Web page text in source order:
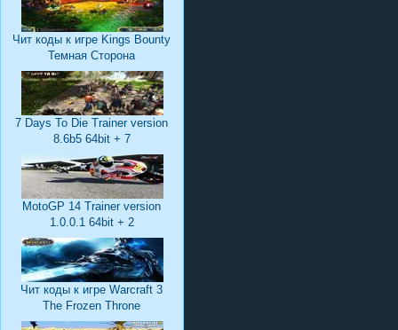
Чит коды к игре Kings Bounty
Темная Сторона
7 Days To Die Trainer version
8.6b5 64bit + 7
MotoGP 14 Trainer version
1.0.0.1 64bit + 2
Чит коды к игре Warcraft 3
The Frozen Throne